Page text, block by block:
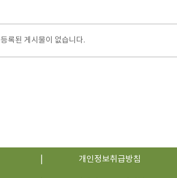
등록된 게시물이 없습니다.
개인정보취급방침